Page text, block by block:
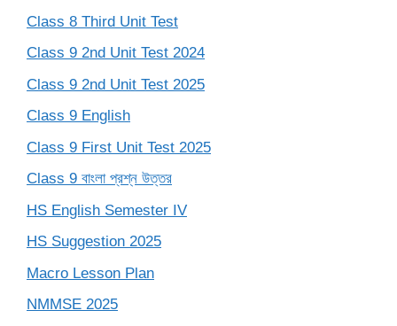
Class 8 Third Unit Test
Class 9 2nd Unit Test 2024
Class 9 2nd Unit Test 2025
Class 9 English
Class 9 First Unit Test 2025
Class 9 বাংলা প্রশ্ন উত্তর
HS English Semester IV
HS Suggestion 2025
Macro Lesson Plan
NMMSE 2025